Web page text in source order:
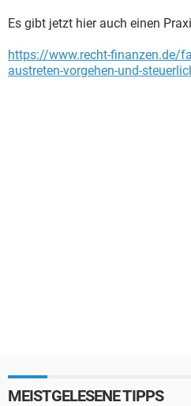
Es gibt jetzt hier auch einen
https://www.recht-finanzen.de/
austreten-vorgehen-und-
MEISTGELESENE TIPPS